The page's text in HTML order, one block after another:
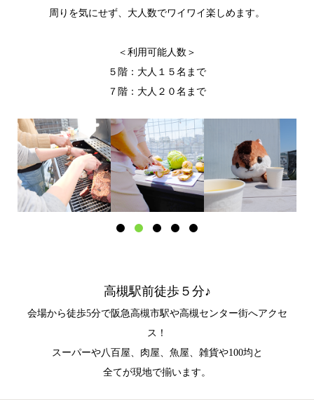
周りを気にせず、大人数でワイワイ楽しめます。
＜利用可能人数＞
５階：大人１５名まで
７階：大人２０名まで
高槻駅前徒歩５分♪
会場から徒歩5分で阪急高槻市駅や高槻センター街へアクセ
ス！
スーパーや八百屋、肉屋、魚屋、雑貨や100均と
全てが現地で揃います。